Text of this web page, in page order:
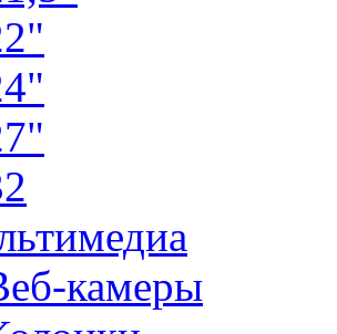
камеры